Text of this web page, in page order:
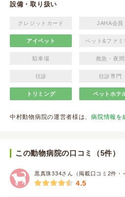
設備・取り扱い
クレジットカード JAHA会員
アイペット ペット&ファミ
駐車場 救急・夜間
往診 往診専門
トリミング ペットホテ
中村動物病院の運営者様は、病院情報を
この動物病院の口コミ（5件）
黒真珠334さん（掲載口コミ2件・
4.5